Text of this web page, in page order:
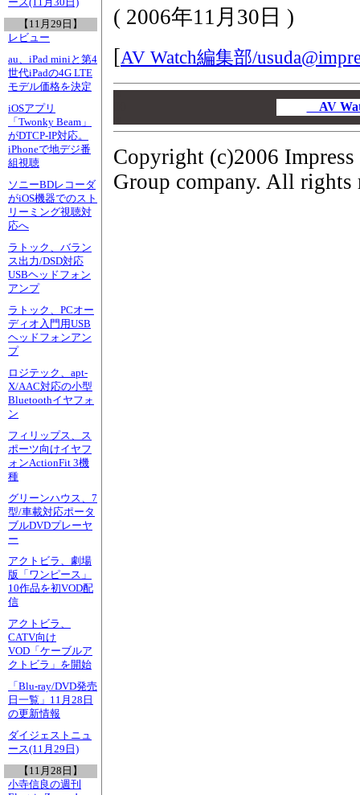
ース(11月30日)
【11月29日】
レビュー
au、iPad miniと第4
世代iPadの4G LTE
モデル価格を決定
iOSアプリ
「Twonky Beam」
がDTCP-IP対応。
iPhoneで地デジ番
組視聴
ソニーBDレコーダ
がiOS機器でのスト
リーミング視聴対
応へ
ラトック、バラン
ス出力/DSD対応
USBヘッドフォン
アンプ
ラトック、PCオー
ディオ入門用USB
ヘッドフォンアン
プ
ロジテック、apt-
X/AAC対応の小型
Bluetoothイヤフォ
ン
フィリップス、ス
ポーツ向けイヤフ
ォンActionFit 3機
種
グリーンハウス、7
型/車載対応ポータ
ブルDVDプレーヤ
ー
アクトビラ、劇場
版「ワンピース」
10作品を初VOD配
信
アクトビラ、
CATV向け
VOD「ケーブルア
クトビラ」を開始
「Blu-ray/DVD発売
日一覧」11月28日
の更新情報
ダイジェストニュ
ース(11月29日)
【11月28日】
小寺信良の週刊
( 2006年11月30日 )
[AV Watch編集部/
AV
Copyright (c)2006
Group company. All rights